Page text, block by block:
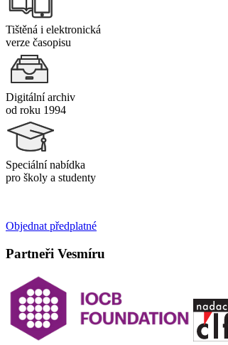
Tištěná i elektronická
verze časopisu
Digitální archiv
od roku 1994
Speciální nabídka
pro školy a studenty
Objednat předplatné
Partneři Vesmíru